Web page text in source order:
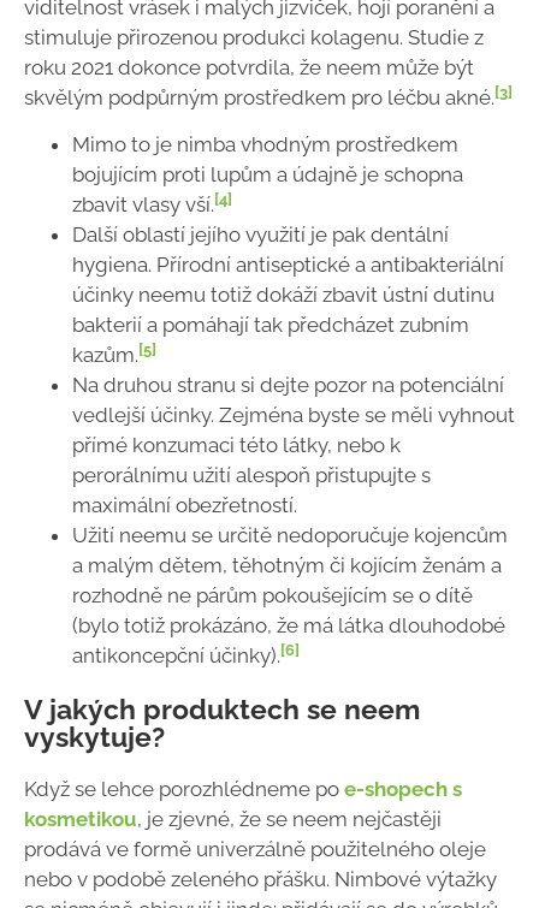
viditelnost vrásek i malých jizviček, hojí poranění a
stimuluje přirozenou produkci kolagenu. Studie z
roku 2021 dokonce potvrdila, že neem může být
skvělým podpůrným prostředkem pro léčbu akné.[3]
Mimo to je nimba vhodným prostředkem
bojujícím proti lupům a údajně je schopna
zbavit vlasy vší. [4]
Další oblastí jejího využití je pak dentální
hygiena. Přírodní antiseptické a antibakteriální
účinky neemu totiž dokáží zbavit ústní dutinu
bakterií a pomáhají tak předcházet zubním
kazům. [5]
Na druhou stranu si dejte pozor na potenciální
vedlejší účinky. Zejména byste se měli vyhnout
přímé konzumaci této látky, nebo k
perorálnímu užití alespoň přistupujte s
maximální obezřetností.
Užití neemu se určitě nedoporučuje kojencům
a malým dětem, těhotným či kojícím ženám a
rozhodně ne párům pokoušejícím se o dítě
(bylo totiž prokázáno, že má látka dlouhodobé
antikoncepční účinky). [6]
V jakých produktech se neem
vyskytuje?
Když se lehce porozhlédneme po e-shopech s
kosmetikou, je zjevné, že se neem nejčastěji
prodává ve formě univerzálně použitelného oleje
nebo v podobě zeleného přášku. Nimbové výtažky